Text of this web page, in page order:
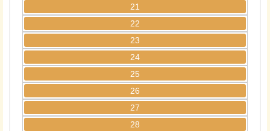
21
22
23
24
25
26
27
28